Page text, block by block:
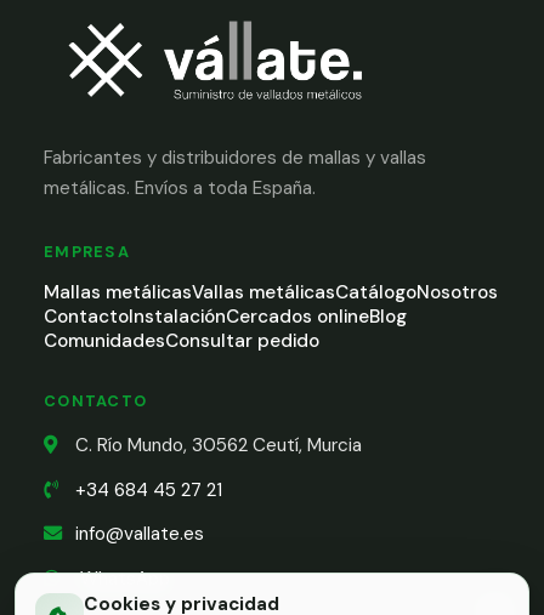
Cookies y privacidad
Fabricantes y distribuidores de mallas y vallas
metálicas. Envíos a toda España.
EMPRESA
Mallas metálicasVallas metálicasCatálogoNosotros
ContactoInstalaciónCercados onlineBlog
ComunidadesConsultar pedido
CONTACTO
C. Río Mundo, 30562 Ceutí, Murcia
+34 684 45 27 21
info@vallate.es
WhatsApp